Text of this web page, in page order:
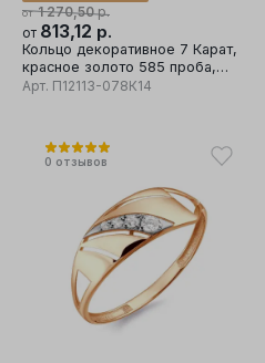
от 1 270,50р.
от 813,12 р.
Кольцо декоративное 7 Карат,
красное золото 585 проба,
вставка фианит
Арт. П12113-078К14
0 отзывов